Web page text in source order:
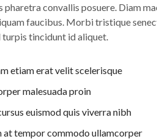
pharetra convallis posuere. Diam
faucibus. Morbi tristique
tincidunt id aliquet.
etiam erat velit scelerisque
malesuada proin
euismod quis viverra nibh
at tempor commodo ullamcorper